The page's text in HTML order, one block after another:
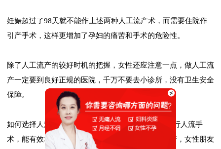
妊娠超过了98天就不能作上述两种人工流产术，而需要住院作
引产手术，这样更增加了孕妇的痛苦和手术的危险性。
除了人工流产的较好时机的把握，女性还应注意一点，做人工流
产一定要到良好正规的医院，千万不要去小诊所，没有卫生安全
保障。
如何选择人流较好时间?选择较好的人流时间里面进行人流手
术，能有效地降低人流对女性朋友带来的伤害和痛苦，女性朋友